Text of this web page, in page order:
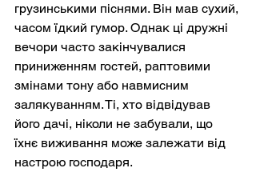
грузинськими піснями. Він мав сухий,
часом їдкий гумор. Однак ці дружні
вечори часто закінчувалися
приниженням гостей, раптовими
змінами тону або навмисним
залякуванням. Ті, хто відвідував
його дачі, ніколи не забували, що
їхнє виживання може залежати від
настрою господаря.